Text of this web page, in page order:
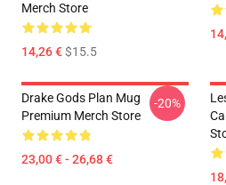
Merch Store
14,26 €$15.5
Drake Gods Plan Mug
Premium Merch Store
23,00 € - 26,68 €
-20%